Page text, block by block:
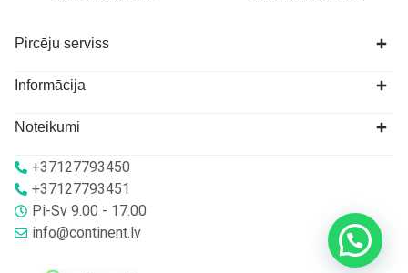
Pircēju serviss
Informācija
Noteikumi
+37127793450
+37127793451
Pi-Sv 9.00 - 17.00
info@continent.lv